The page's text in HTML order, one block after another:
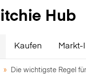
Kaufen Markt-
» Die wichtigste Regel